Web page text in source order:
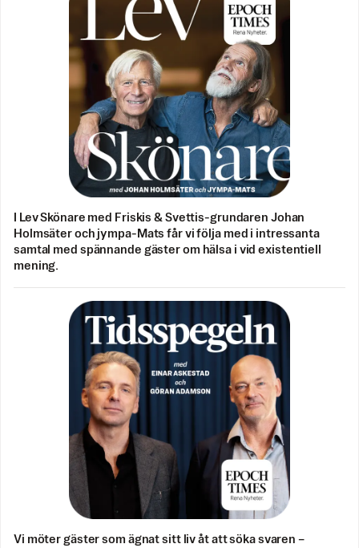
I Lev Skönare med Friskis & Svettis-grundaren Johan
Holmsäter och jympa-Mats får vi följa med i intressanta
samtal med spännande gäster om hälsa i vid existentiell
mening.
Vi möter gäster som ägnat sitt liv åt att söka svaren –